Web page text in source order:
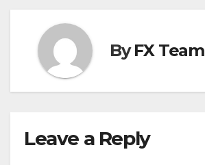
ByFX Team
Leave a Reply